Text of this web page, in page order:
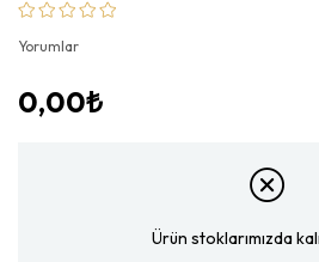
Yorumlar
0,00₺
Ürün stoklarımızda